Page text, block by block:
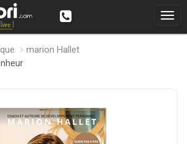
marion Hallet